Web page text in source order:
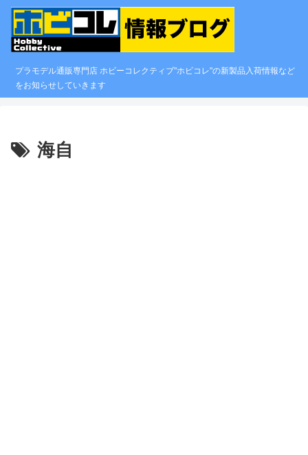
プラモデル通販専門店 ホビーコレクティブ"ホビコレ"の新製品入荷情報など
をお知らせしていきます
海自